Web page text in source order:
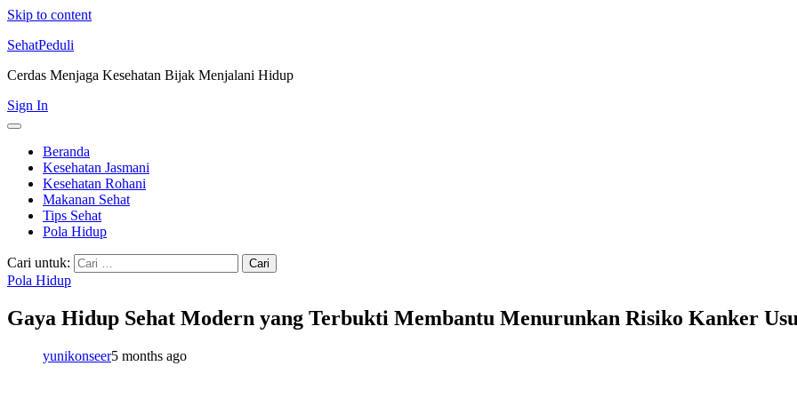
Skip to content
SehatPeduli
Cerdas Menjaga Kesehatan Bijak Menjalani Hidup
Sign In
Beranda
Kesehatan Jasmani
Kesehatan Rohani
Makanan Sehat
Tips Sehat
Pola Hidup
Cari untuk:
Pola Hidup
Gaya Hidup Sehat Modern yang Terbukti Membantu Menurunkan Risiko Kanker
yunikonseer5 months ago